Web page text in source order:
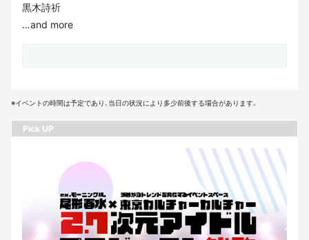
黒木詩祈
…and more
※イベントの時間は予定であり、当日の状況により多少前後する場合があります。
Pick UP